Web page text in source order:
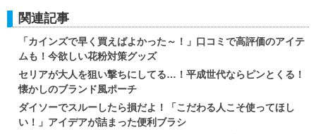
関連記事
「カインズで早く買えばよかった～！」口コミで高評価のアイテ
ムも！今欲しい花粉対策グッズ
セリアが大人を狙い撃ちにしてる…！平成世代ならピンとくる！
懐かしのブランド風ポーチ
ダイソーでスルーしたら損だよ！「こだわる人こそ使ってほし
い！」アイデアが詰まった便利ブラシ